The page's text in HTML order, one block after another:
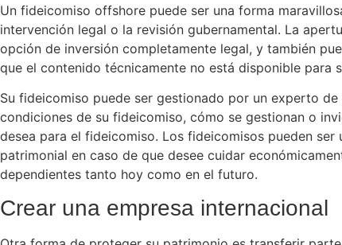
Un fideicomiso offshore puede ser una forma
intervención legal o la revisión gubernamental. La
opción de inversión completamente legal, y también
que el contenido técnicamente no está disponible para
Su fideicomiso puede ser gestionado por un experto
condiciones de su fideicomiso, cómo se gestionan o
desea para el fideicomiso. Los fideicomisos pueden
patrimonial en caso de que desee cuidar
dependientes tanto hoy como en el futuro.
Crear una empresa internacional